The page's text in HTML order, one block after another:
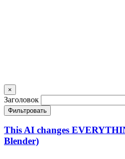
×
Заголовок
Фильтровать
This AI changes
Blender)